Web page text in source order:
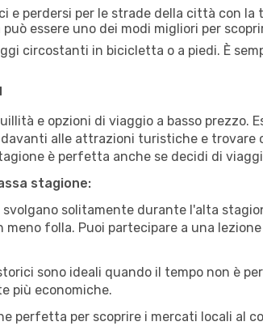
e perdersi per le strade della città con
essere uno dei modi migliori per
circostanti in bicicletta o a piedi. È
e opzioni di viaggio a basso prezzo.
alle attrazioni turistiche e trovare
è perfetta anche se decidi di
stagione:
solitamente durante l'alta
folla. Puoi partecipare a una
sono ideali quando il tempo non è
più economiche.
perfetta per scoprire i mercati locali al